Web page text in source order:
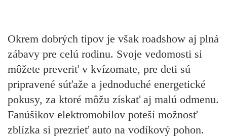
Okrem dobrých tipov je však roadshow aj plná
zábavy pre celú rodinu. Svoje vedomosti si
môžete preveriť v kvízomate, pre deti sú
pripravené súťaže a jednoduché energetické
pokusy, za ktoré môžu získať aj malú odmenu.
Fanúšikov elektromobilov poteší možnosť
zblízka si prezrieť auto na vodíkový pohon.